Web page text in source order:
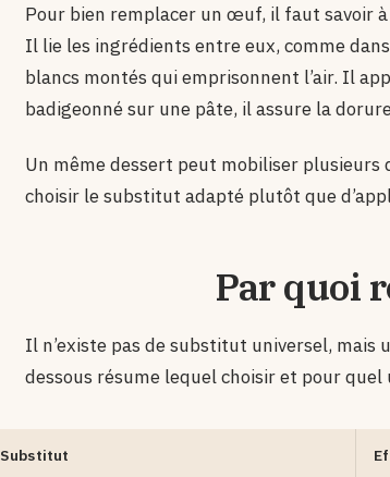
Pour bien remplacer un œuf, il faut savoir
Il lie les ingrédients entre eux, comme
blancs montés qui emprisonnent l’air. Il
badigeonné sur une pâte, il assure la
Un même dessert peut mobiliser
choisir le substitut adapté plutôt que
Par quoi
Il n’existe pas de substitut universel, mais
dessous résume lequel choisir et pour quel
Substitut